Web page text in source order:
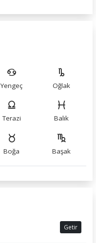
Yengeç Oğlak
Terazi Balık
Boğa Başak
Getir